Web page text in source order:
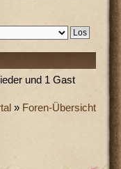
und 1 Gast
» Foren-Übersicht